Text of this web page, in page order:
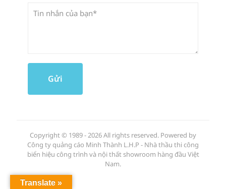
Copyright © 1989 - 2026 All rights reserved. Powered by
Công ty quảng cáo Minh Thành L.H.P - Nhà thầu thi công
biển hiệu công trình và nội thất showroom hàng đầu Việt
Nam.
Translate »